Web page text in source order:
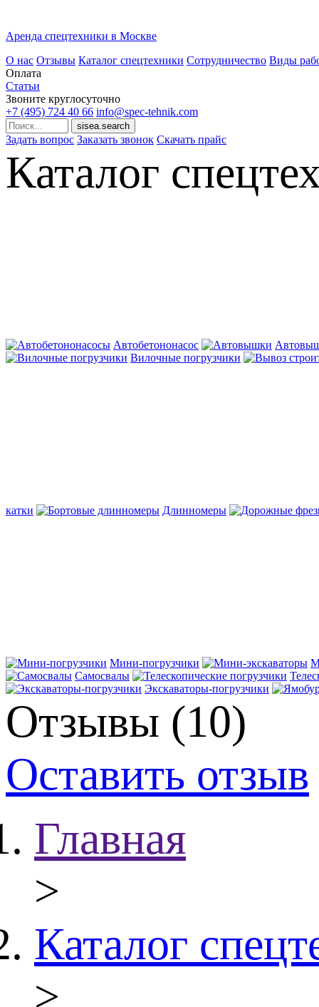
Аренда спецтехники в Москве
О нас Отзывы Каталог спецтехники Сотрудничество Виды
Оплата
Статьи
Звоните круглосуточно
+7 (495) 724 40 66 info@spec-tehnik.com
Задать вопрос Заказать звонок Скачать прайс
Каталог
Автобетононасос
Вилочные погрузчики
катки Длинномеры
Мини-погрузчики
Самосвалы
Экскаваторы-погрузчики
Отзывы (10)
Оставить отзыв
Главная
>
Каталог
>